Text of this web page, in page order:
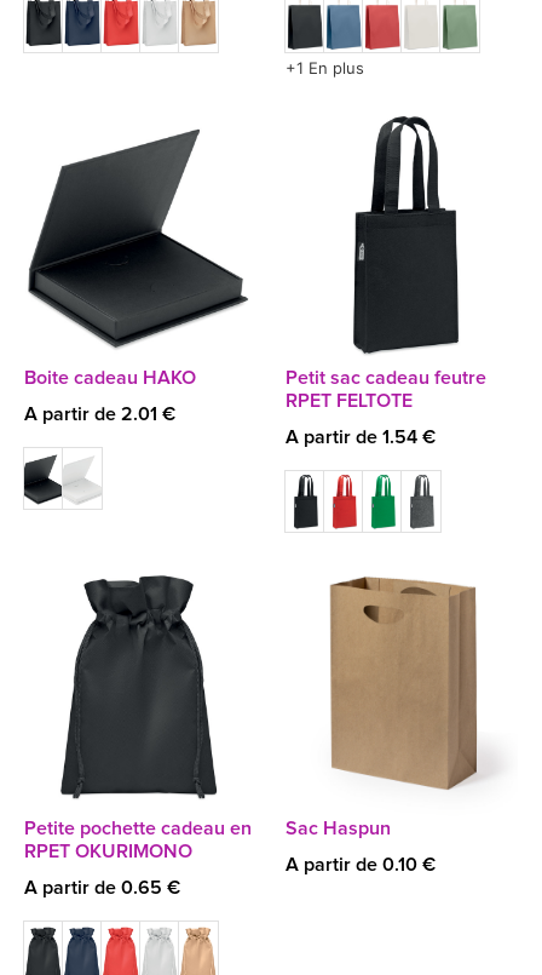
+1 En plus
Boite cadeau HAKO
A partir de 2.01 €
Petit sac cadeau feutre
RPET FELTOTE
A partir de 1.54 €
Petite pochette cadeau en
RPET OKURIMONO
A partir de 0.65 €
Sac Haspun
A partir de 0.10 €